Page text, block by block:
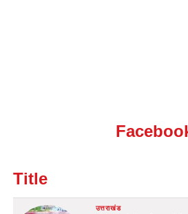
Title
उत्तराखंड